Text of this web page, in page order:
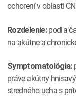
ochorení v oblasti
Rozdelenie:podľa
na akútne a
Symptomatológia:
práve akútny
stredného ucha s